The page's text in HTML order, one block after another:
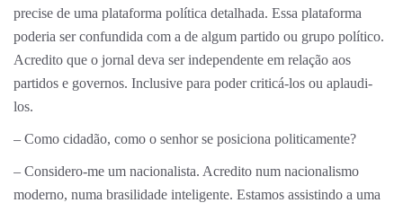
precise de uma plataforma política detalhada. Essa plataforma
poderia ser confundida com a de algum partido ou grupo político.
Acredito que o jornal deva ser independente em relação aos
partidos e governos. Inclusive para poder criticá-los ou aplaudi-
los.
– Como cidadão, como o senhor se posiciona politicamente?
– Considero-me um nacionalista. Acredito num nacionalismo
moderno, numa brasilidade inteligente. Estamos assistindo a uma